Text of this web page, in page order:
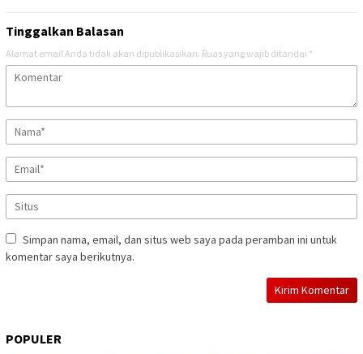
Tinggalkan Balasan
Alamat email Anda tidak akan dipublikasikan. Ruas yang wajib ditandai *
Simpan nama, email, dan situs web saya pada peramban ini untuk
komentar saya berikutnya.
POPULER